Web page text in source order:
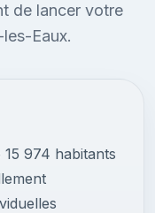
de lancer votre
Eaux.
974 habitants